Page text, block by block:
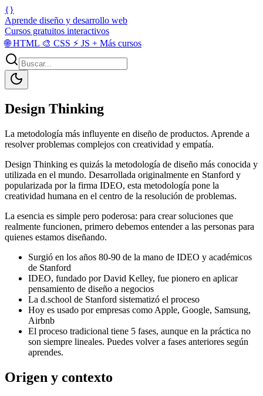
{}
Aprende diseño y desarrollo web
Cursos gratuitos interactivos
🌐HTML 🎨 CSS ⚡ JS + Más cursos
Design Thinking
La metodología más influyente en diseño de productos. Aprende a
resolver problemas complejos con creatividad y empatía.
Design Thinking es quizás la metodología de diseño más conocida y
utilizada en el mundo. Desarrollada originalmente en Stanford y
popularizada por la firma IDEO, esta metodología pone la
creatividad humana en el centro de la resolución de problemas.
La esencia es simple pero poderosa: para crear soluciones que
realmente funcionen, primero debemos entender a las personas para
quienes estamos diseñando.
Surgió en los años 80-90 de la mano de IDEO y académicos
de Stanford
IDEO, fundado por David Kelley, fue pionero en aplicar
pensamiento de diseño a negocios
La d.school de Stanford sistematizó el proceso
Hoy es usado por empresas como Apple, Google, Samsung,
Airbnb
El proceso tradicional tiene 5 fases, aunque en la práctica no
son siempre lineales. Puedes volver a fases anteriores según
aprendes.
Origen y contexto